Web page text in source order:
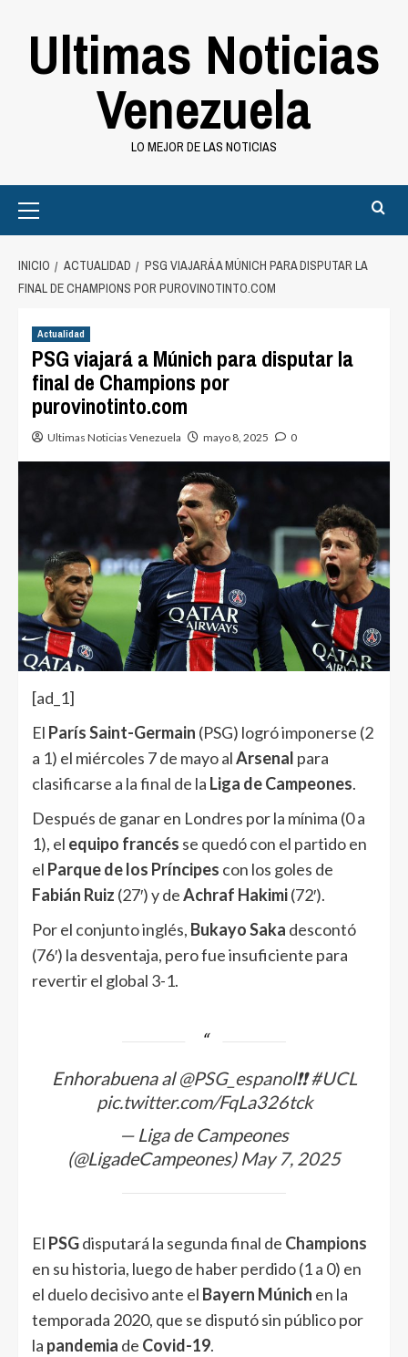
Ultimas Noticias
Venezuela
LO MEJOR DE LAS NOTICIAS
Menu
INICIO ACTUALIDAD
PSG VIAJARÁ A MÚNICH PARA DISPUTAR LA
FINAL DE CHAMPIONS POR PUROVINOTINTO.COM
Actualidad
PSG viajará a Múnich para disputar la
final de Champions por
purovinotinto.com
Ultimas Noticias Venezuela mayo 8, 2025 0
[ad_1]
El París Saint-Germain (PSG) logró imponerse (2
a 1) el miércoles 7 de mayo alArsenal para
clasificarse a la final de la Liga de Campeones.
Después de ganar en Londres por la mínima (0 a
1), el equipo francés se quedó con el partido en
el Parque de los Príncipes con los goles de
Fabián Ruiz (27′) y deAchraf Hakimi(72′).
Por el conjunto inglés, Bukayo Saka descontó
(76′) la desventaja, pero fue insuficiente para
revertir el global 3-1.
Enhorabuena al@PSG_espanol❗️❗️#UCL
pic.twitter.com/FqLa326tck
— Liga de Campeones
(@LigadeCampeones) May 7, 2025
El PSGdisputará la segunda final de Champions
en su historia, luego de haber perdido (1 a 0) en
el duelo decisivo ante el Bayern Múnich en la
temporada 2020, que se disputó sin público por
la pandemia de Covid-19.